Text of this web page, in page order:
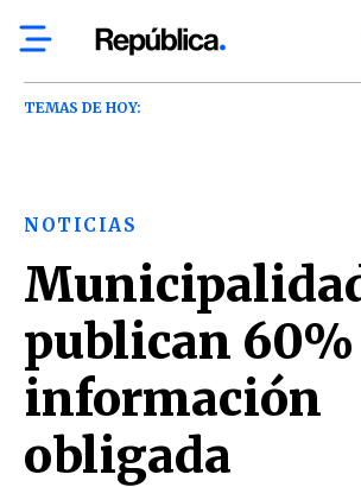
TEMAS DE HOY:
NOTICIAS
publican 60%
información
obligada